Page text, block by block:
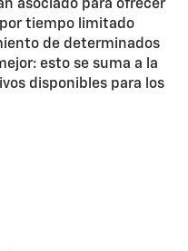
asociado para ofrecer
tiempo limitado
de determinados
esto se suma a la
disponibles para los